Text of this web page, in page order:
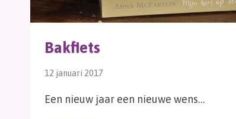
Bakfiets
12 januari 2017
Een nieuw jaar een nieuwe wens…